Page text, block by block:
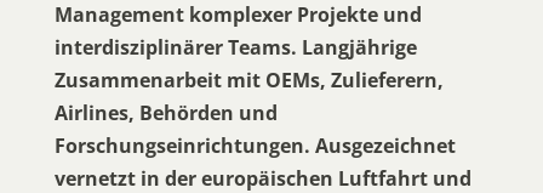
Management komplexer Projekte und
interdisziplinärer Teams. Langjährige
Zusammenarbeit mit OEMs, Zulieferern,
Airlines, Behörden und
Forschungseinrichtungen. Ausgezeichnet
vernetzt in der europäischen Luftfahrt und